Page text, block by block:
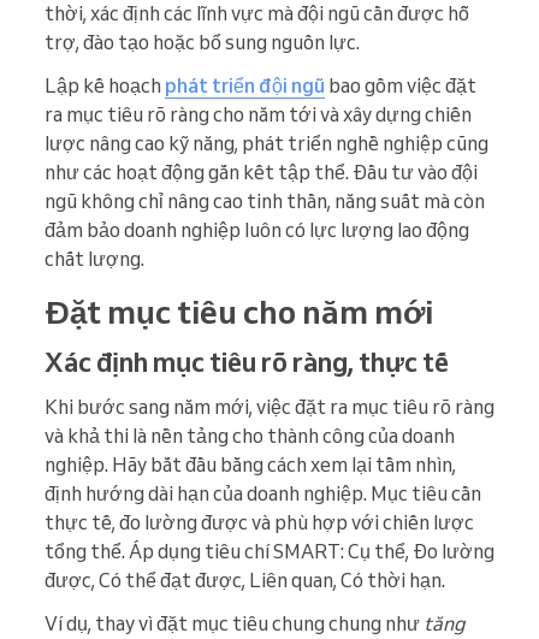
thời, xác định các lĩnh vực mà đội ngũ cần được hỗ
trợ, đào tạo hoặc bổ sung nguồn lực.
Lập kế hoạch phát triển đội ngũ bao gồm việc đặt
ra mục tiêu rõ ràng cho năm tới và xây dựng chiến
lược nâng cao kỹ năng, phát triển nghề nghiệp cũng
như các hoạt động gắn kết tập thể. Đầu tư vào đội
ngũ không chỉ nâng cao tinh thần, năng suất mà còn
đảm bảo doanh nghiệp luôn có lực lượng lao động
chất lượng.
Đặt mục tiêu cho năm mới
Xác định mục tiêu rõ ràng, thực tế
Khi bước sang năm mới, việc đặt ra mục tiêu rõ ràng
và khả thi là nền tảng cho thành công của doanh
nghiệp. Hãy bắt đầu bằng cách xem lại tầm nhìn,
định hướng dài hạn của doanh nghiệp. Mục tiêu cần
thực tế, đo lường được và phù hợp với chiến lược
tổng thể. Áp dụng tiêu chí SMART: Cụ thể, Đo lường
được, Có thể đạt được, Liên quan, Có thời hạn.
Ví dụ, thay vì đặt mục tiêu chung chung như tăng